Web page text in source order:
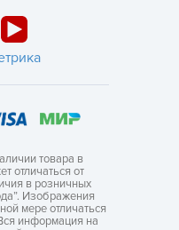
товара в
отличаться от
в розничных
Изображения
мере отличаться
информация на